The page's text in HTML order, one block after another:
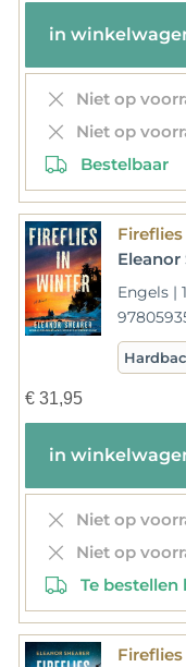
in
Niet op
Niet op
Bestelbaar
Eleanor
Engels |
€31,95
in
Niet op
Niet op
Te bestellen